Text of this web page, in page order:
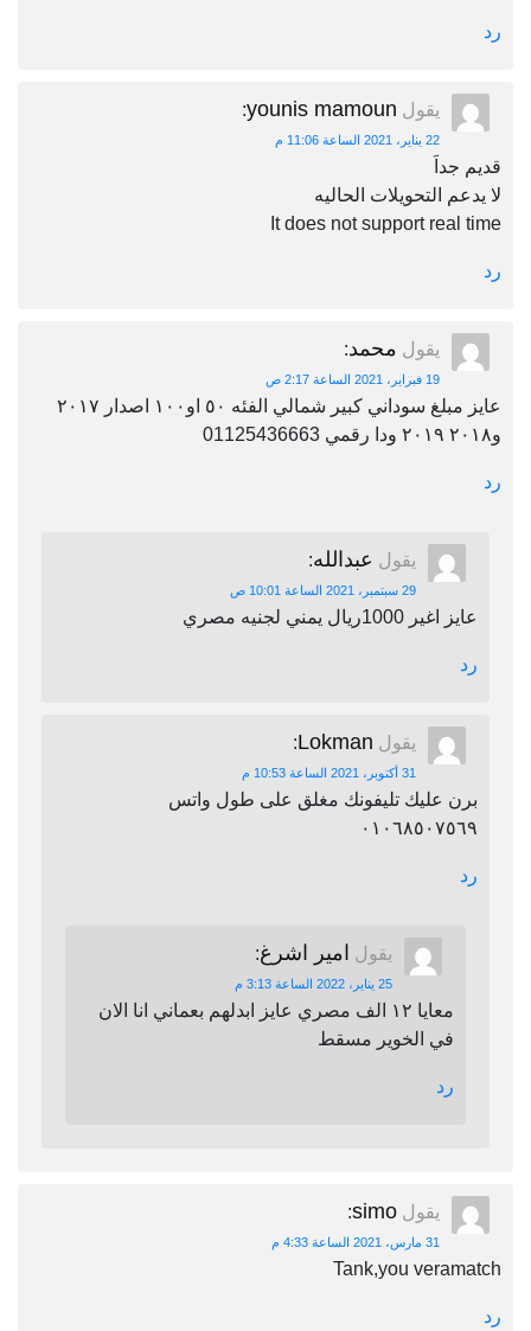
رد
يقول younis mamoun
:
22 يناير، 2021 الساعة 11:06 م
قديم جداَ
لا يدعم التحويلات الحاليه
It does not support real time
رد
يقول محمد:
19 فبراير، 2021 الساعة 2:17 ص
عايز مبلغ سوداني كبير شمالي الفئه ٥٠ او١٠٠ اصدار ٢٠١٧
و٢٠١٨ ٢٠١٩ ودا رقمي 01125436663
رد
يقول عبدالله:
29 سبتمبر، 2021 الساعة 10:01 ص
عايز اغير 1000ريال يمني لجنيه مصري
رد
يقول Lokman
:
31 أكتوبر، 2021 الساعة 10:53 م
برن عليك تليفونك مغلق على طول واتس
٠١٠٦٨٥٠٧٥٦٩
رد
يقول امير اشرغ:
25 يناير، 2022 الساعة 3:13 م
معايا ١٢ الف مصري عايز ابدلهم بعماني انا الان
في الخوير مسقط
رد
يقول simo
:
31 مارس، 2021 الساعة 4:33 م
Tank,you veramatch
رد